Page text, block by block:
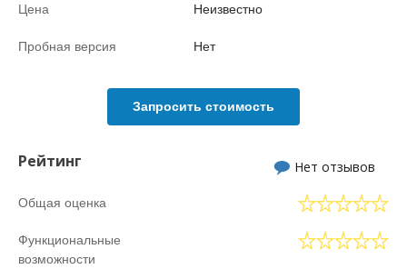
Цена Неизвестно
Пробная версия Нет
Запросить стоимость
Рейтинг Нет отзывов
Общая оценка
Функциональные
возможности